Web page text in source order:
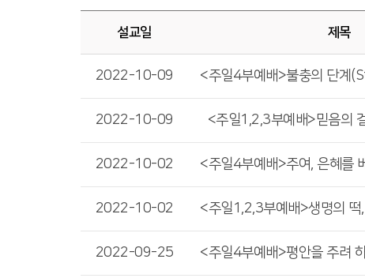
설교일 제목
2022-10-09
2022-10-09 <주일1,2,3부예배>믿음의
2022-10-02
2022-10-02
2022-09-25